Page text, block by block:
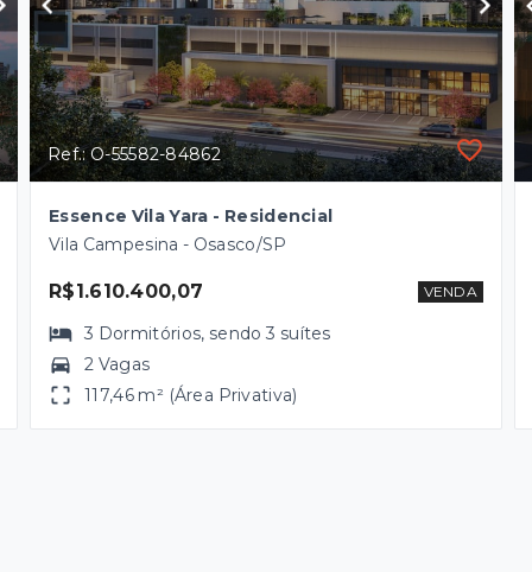
Ref.: O-55582-84862
Essence Vila Yara - Residencial
Vila Campesina - Osasco/SP
R$1.610.400,07 VENDA
3 Dormitórios, sendo3 suítes
2 Vagas
117,46 m² (Área Privativa)